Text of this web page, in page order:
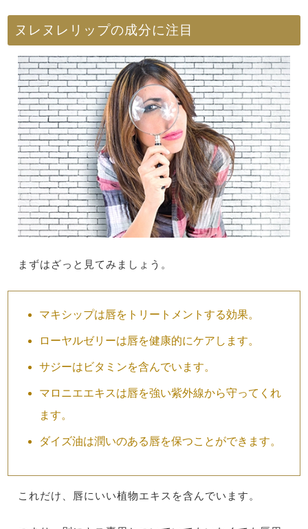
ヌレヌレリップの成分に注目
まずはざっと見てみましょう。
マキシップは唇をトリートメントする効果。
ローヤルゼリーは唇を健康的にケアします。
サジーはビタミンを含んでいます。
マロニエエキスは唇を強い紫外線から守ってくれ
ます。
ダイズ油は潤いのある唇を保つことができます。
これだけ、唇にいい植物エキスを含んでいます。